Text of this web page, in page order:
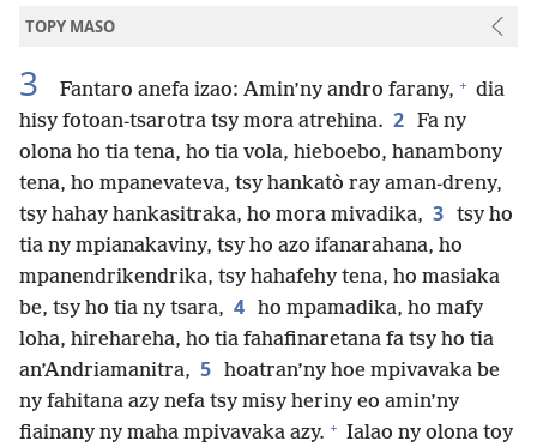
TOPY MASO
3 Fantaro anefa izao: Amin’ny andro farany, + dia
hisy fotoan-tsarotra tsy mora atrehina. 2 Fa ny
olona ho tia tena, ho tia vola, hieboebo, hanambony
tena, ho mpanevateva, tsy hankatò ray aman-dreny,
tsy hahay hankasitraka, ho mora mivadika, 3 tsy ho
tia ny mpianakaviny, tsy ho azo ifanarahana, ho
mpanendrikendrika, tsy hahafehy tena, ho masiaka
be, tsy ho tia ny tsara, 4 ho mpamadika, ho mafy
loha, hirehareha, ho tia fahafinaretana fa tsy ho tia
an’Andriamanitra, 5 hoatran’ny hoe mpivavaka be
ny fahitana azy nefa tsy misy heriny eo amin’ny
fiainany ny maha mpivavaka azy. + Ialao ny olona toy